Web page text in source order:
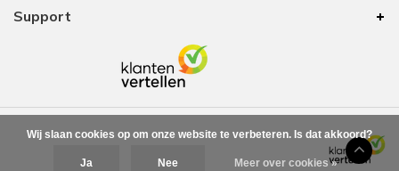
Support
Wij slaan cookies op om onze website te verbeteren. Is dat akkoord?
Ja Nee Meer over cookies »